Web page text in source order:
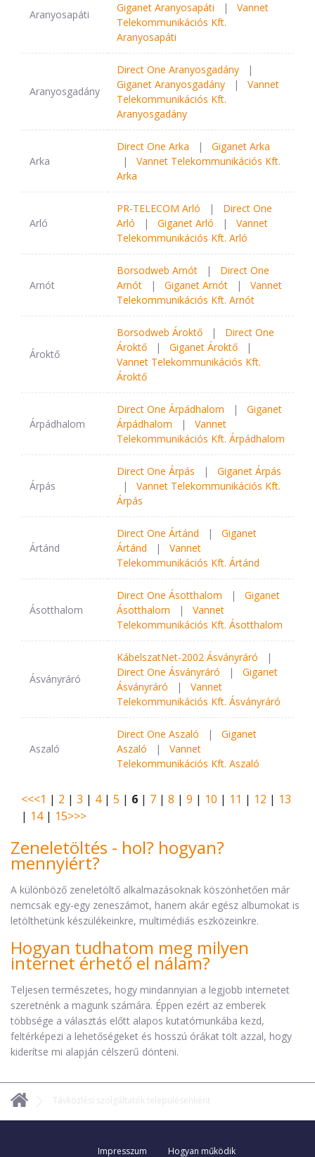
Aranyosapáti
Giganet Aranyosapáti
| Vannet
Telekommunikációs Kft.
Aranyosapáti
Aranyosgadány
Direct One Aranyosgadány
|
Giganet Aranyosgadány
| Vannet
Telekommunikációs Kft.
Aranyosgadány
Arka
Direct One Arka | Giganet Arka
| Vannet Telekommunikációs Kft.
Arka
Arló
PR-TELECOM Arló | Direct One
Arló
| Giganet Arló | Vannet
Telekommunikációs Kft. Arló
Arnót
Borsodweb Arnót | Direct One
Arnót
| Giganet Arnót | Vannet
Telekommunikációs Kft. Arnót
Ároktő
Borsodweb Ároktő | Direct One
Ároktő
| Giganet Ároktő
|
Vannet Telekommunikációs Kft.
Ároktő
Árpádhalom
Direct One Árpádhalom | Giganet
Árpádhalom
| Vannet
Telekommunikációs Kft. Árpádhalom
Árpás
Direct One Árpás | Giganet Árpás
| Vannet Telekommunikációs Kft.
Árpás
Ártánd
Direct One Ártánd | Giganet
Ártánd
| Vannet
Telekommunikációs Kft. Ártánd
Ásotthalom
Direct One Ásotthalom | Giganet
Ásotthalom
| Vannet
Telekommunikációs Kft. Ásotthalom
Ásványráró
KábelszatNet-2002 Ásványráró
|
Direct One Ásványráró
| Giganet
Ásványráró
| Vannet
Telekommunikációs Kft. Ásványráró
Aszaló
Direct One Aszaló | Giganet
Aszaló
| Vannet
Telekommunikációs Kft. Aszaló
<<<1 | 2 | 3 | 4| 5 | 6 | 7 | 8 | 9 | 10 | 11 | 12 | 13
| 14| 15>>>
Zeneletöltés - hol? hogyan?
mennyiért?
A különböző zeneletöltő alkalmazásoknak köszönhetően már
nemcsak egy-egy zeneszámot, hanem akár egész albumokat is
letölthetünk készülékeinkre, multimédiás eszközeinkre.
Hogyan tudhatom meg milyen
internet érhető el nálam?
Teljesen természetes, hogy mindannyian a legjobb internetet
szeretnénk a magunk számára. Éppen ezért az emberek
többsége a választás előtt alapos kutatómunkába kezd,
feltérképezi a lehetőségeket és hosszú órákat tölt azzal, hogy
kiderítse mi alapján célszerű dönteni.
Távközlési szolgáltatók településenként
Impresszum Hogyan működik